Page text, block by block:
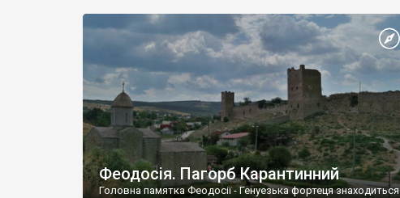
Феодосія. Пагорб Карантинний
Головна памятка Феодосії - Генуезька фортеця знаходиться